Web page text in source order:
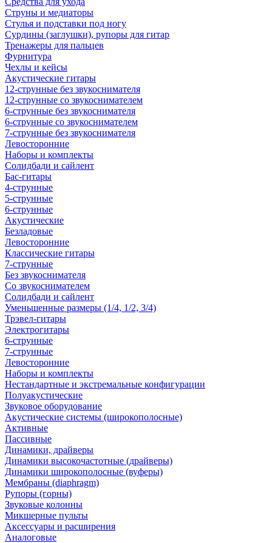
Струны и медиаторы
Стулья и подставки под ногу
Сурдины (заглушки), рупоры для гитар
Тренажеры для пальцев
Фурнитура
Чехлы и кейсы
Акустические гитары
12-струнные без звукоснимателя
12-струнные со звукоснимателем
6-струнные без звукоснимателя
6-струнные со звукоснимателем
7-струнные без звукоснимателя
Левосторонние
Наборы и комплекты
Солидбади и сайлент
Бас-гитары
4-струнные
5-струнные
6-струнные
Акустические
Безладовые
Левосторонние
Классические гитары
7-струнные
Без звукоснимателя
Со звукоснимателем
Солидбади и сайлент
Уменьшенные размеры (1/4, 1/2, 3/4)
Трэвел-гитары
Электрогитары
6-струнные
7-струнные
Левосторонние
Наборы и комплекты
Нестандартные и экстремальные конфигурации
Полуакустические
Звуковое оборудование
Акустические системы (широкополосные)
Активные
Пассивные
Динамики, драйверы
Динамики высокочастотные (драйверы)
Динамики широкополосные (вуферы)
Мембраны (diaphragm)
Рупоры (горны)
Звуковые колонны
Микшерные пульты
Аксессуары и расширения
Аналоговые